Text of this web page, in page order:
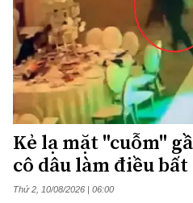
Kẻ lạ mặt "cuỗm"
cô dâu làm điều bất
Thứ 2, 10/08/2026 | 06:00